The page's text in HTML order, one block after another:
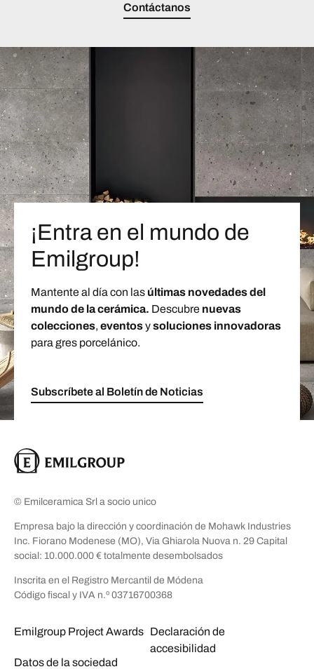
Contáctanos
¡Entra en el mundo de
Emilgroup!
Mantente al día con las últimas novedades del
mundo de la cerámica. Descubre nuevas
colecciones, eventosysoluciones innovadoras
para gres porcelánico.
Subscríbete al Boletín de Noticias
© Emilceramica Srl a socio unico
Empresa bajo la dirección y coordinación de Mohawk Industries
Inc. Fiorano Modenese (MO), Via Ghiarola Nuova n. 29 Capital
social: 10.000.000 € totalmente desembolsados
Inscrita en el Registro Mercantil de Módena
Código fiscal y IVA n.º 03716700368
Emilgroup Project Awards
Datos de la sociedad
Declaración de
accesibilidad